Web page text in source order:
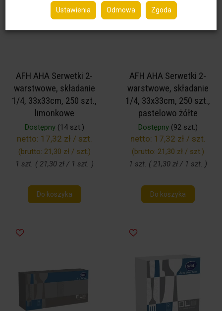
AFH AHA Serwetki 2-
warstwowe, składanie
1/4, 33x33cm, 250 szt.,
limonkowe
Dostępny(14 szt.)
netto: 17,32 zł / szt.
(brutto: 21,30 zł / szt.)
1 szt. ( 21,30 zł / 1 szt. )
Do koszyka
AFH AHA Serwetki 2-
warstwowe, składanie
1/4, 33x33cm, 250 szt.,
pastelowo żółte
Dostępny(92 szt.)
netto: 17,32 zł / szt.
(brutto: 21,30 zł / szt.)
1 szt. ( 21,30 zł / 1 szt. )
Do koszyka
Ustawienia Odmowa Zgoda